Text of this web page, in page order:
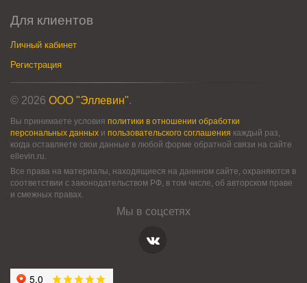
Для клиентов
Личный кабинет
Регистрация
© 2026 ООО "Эллевин".
Вы принимаете условия политики в отношении обработки
персональных данных и пользовательского соглашения каждый раз,
когда оставляете свои данные в любой форме обратной связи на сайте
ellevin.ru.
Все права на материалы, находящиеся на даннном сайте, охраняются в
соответствии с законодательством РФ, в том числе, об авторском праве
и смежных правах.
Мы в соцсетях